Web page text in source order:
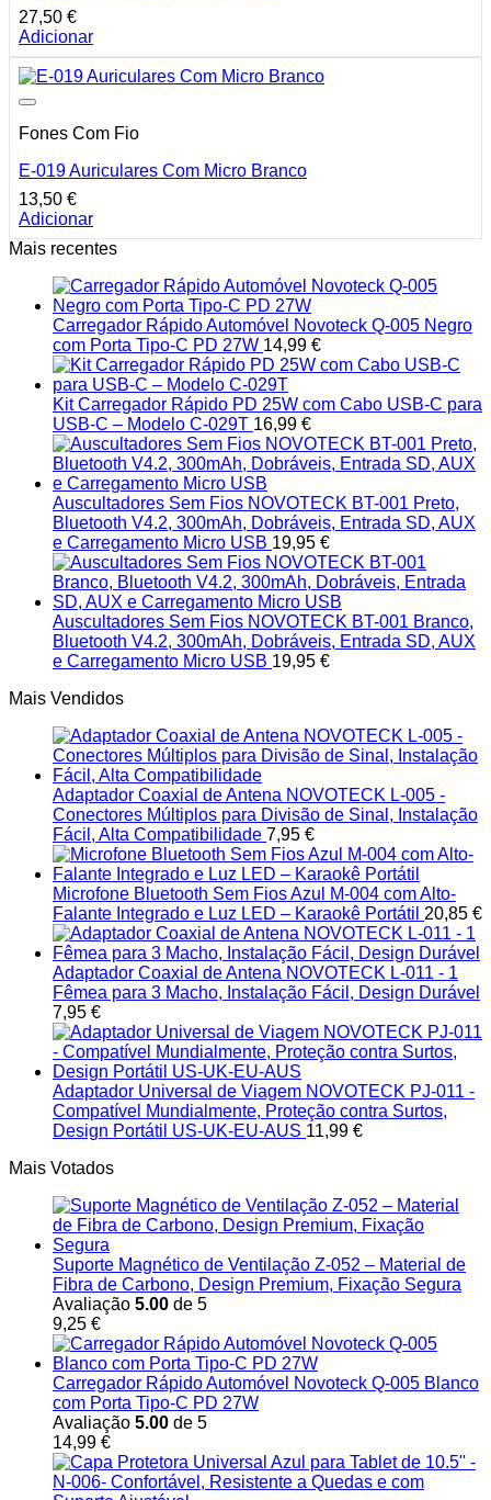
27,50 €
Adicionar
Fones Com Fio
E-019 Auriculares Com Micro Branco
13,50 €
Adicionar
Mais recentes
Carregador Rápido Automóvel Novoteck Q-005 Negro
com Porta Tipo-C PD 27W 14,99 €
Kit Carregador Rápido PD 25W com Cabo USB-C para
USB-C – Modelo C-029T 16,99 €
Auscultadores Sem Fios NOVOTECK BT-001 Preto,
Bluetooth V4.2, 300mAh, Dobráveis, Entrada SD, AUX
e Carregamento Micro USB 19,95 €
Auscultadores Sem Fios NOVOTECK BT-001 Branco,
Bluetooth V4.2, 300mAh, Dobráveis, Entrada SD, AUX
e Carregamento Micro USB 19,95 €
Mais Vendidos
Adaptador Coaxial de Antena NOVOTECK L-005 -
Conectores Múltiplos para Divisão de Sinal, Instalação
Fácil, Alta Compatibilidade 7,95 €
Microfone Bluetooth Sem Fios Azul M-004 com Alto-
Falante Integrado e Luz LED – Karaokê Portátil 20,85 €
Adaptador Coaxial de Antena NOVOTECK L-011 - 1
Fêmea para 3 Macho, Instalação Fácil, Design Durável
7,95 €
Adaptador Universal de Viagem NOVOTECK PJ-011 -
Compatível Mundialmente, Proteção contra Surtos,
Design Portátil US-UK-EU-AUS 11,99 €
Mais Votados
Suporte Magnético de Ventilação Z-052 – Material de
Fibra de Carbono, Design Premium, Fixação Segura
Avaliação 5.00 de 5
9,25 €
Carregador Rápido Automóvel Novoteck Q-005 Blanco
com Porta Tipo-C PD 27W
Avaliação 5.00 de 5
14,99 €